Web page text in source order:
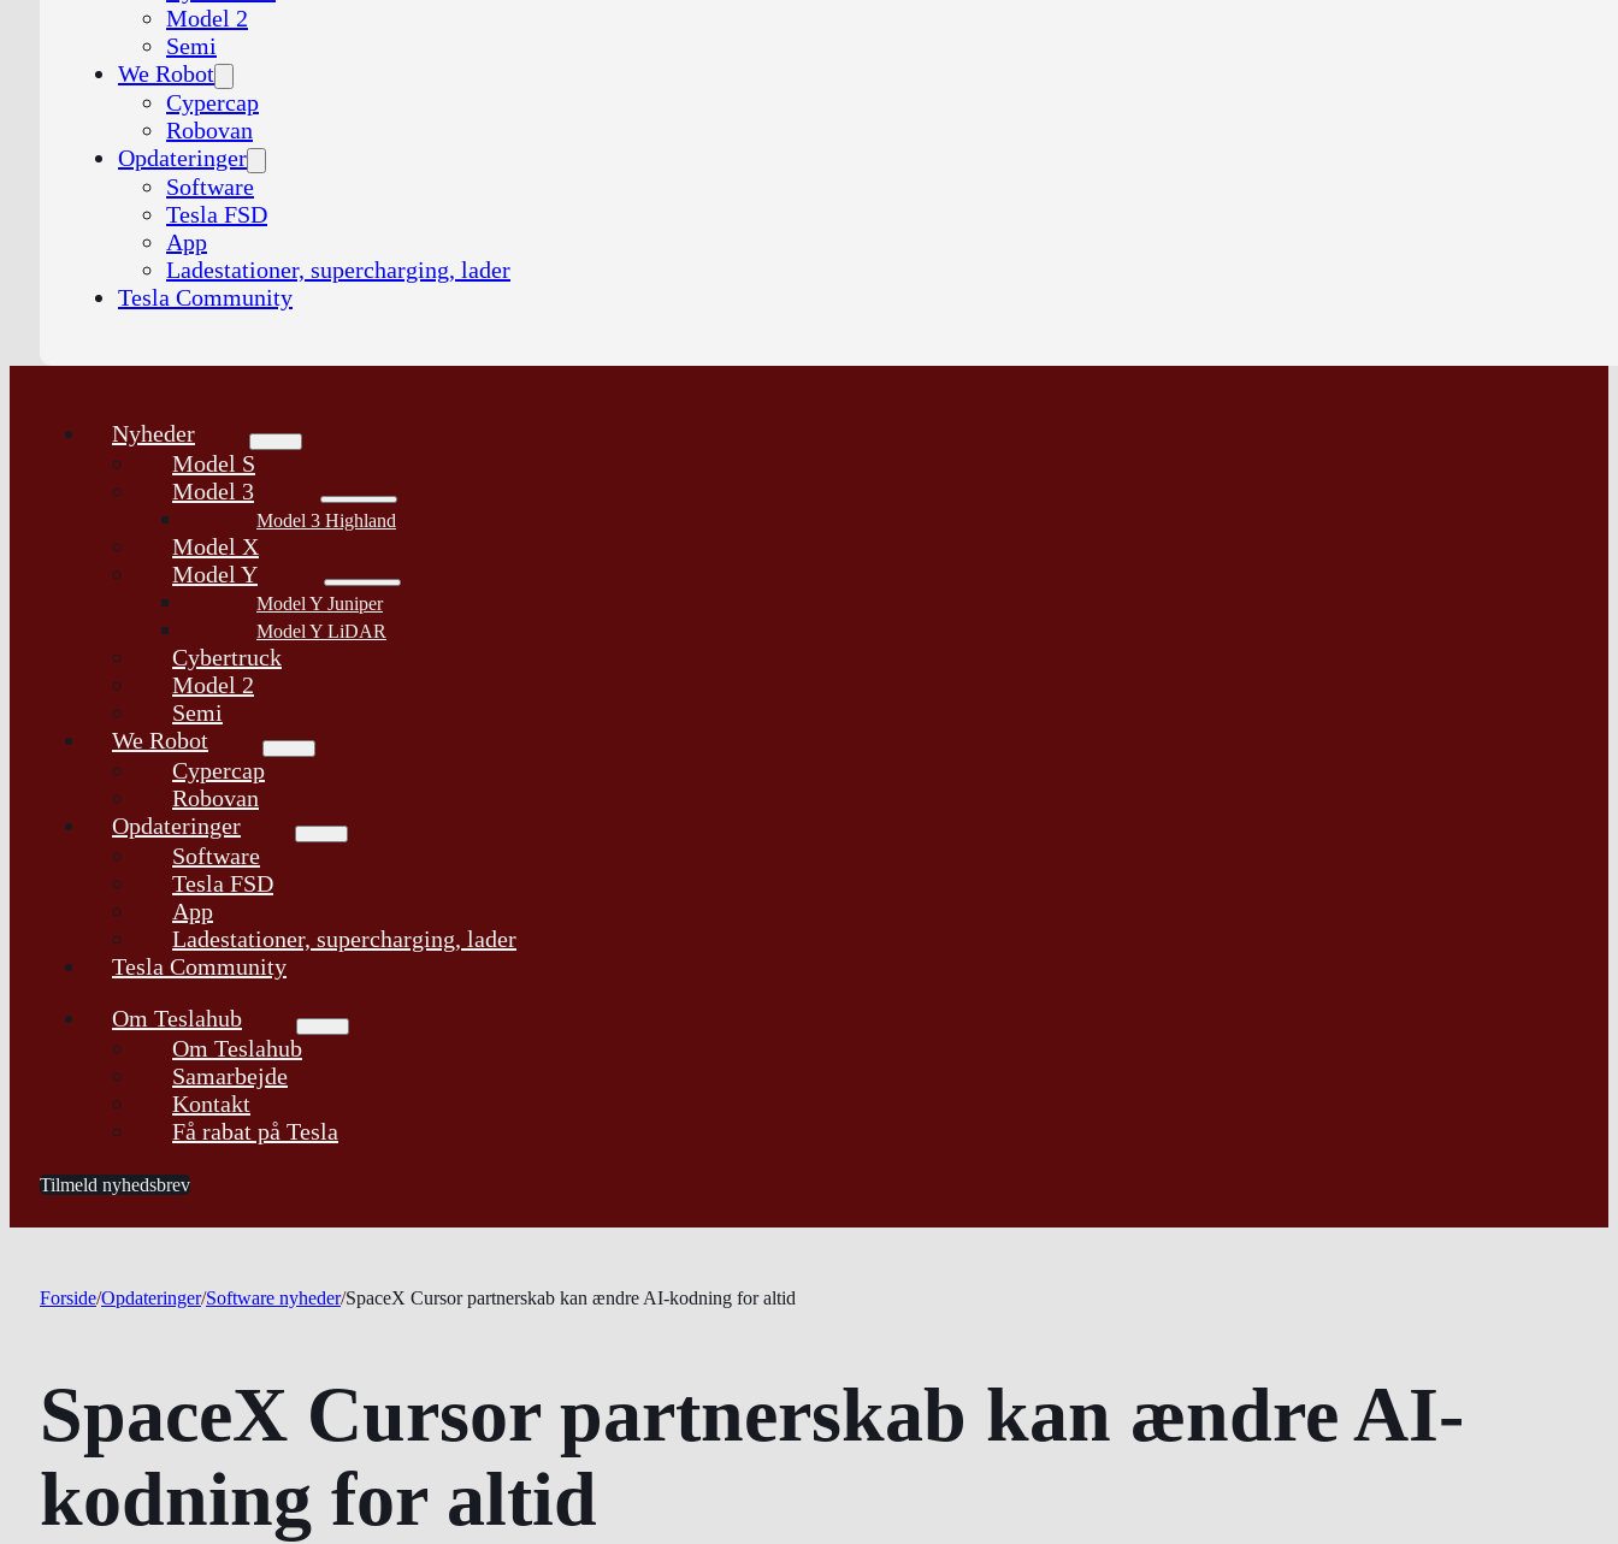
Model 2
Semi
We Robot
Cypercap
Robovan
Opdateringer
Software
Tesla FSD
App
Ladestationer, supercharging, lader
Tesla Community
Nyheder
Model S
Model 3
Model 3 Highland
Model X
Model Y
Model Y Juniper
Model Y LiDAR
Cybertruck
Model 2
Semi
We Robot
Cypercap
Robovan
Opdateringer
Software
Tesla FSD
App
Ladestationer, supercharging, lader
Tesla Community
Om Teslahub
Om Teslahub
Samarbejde
Kontakt
Få rabat på Tesla
Tilmeld nyhedsbrev
Forside/Opdateringer/Software nyheder/SpaceX Cursor partnerskab kan ændre AI-kodning for altid
SpaceX Cursor partnerskab kan ændre AI-
kodning for altid